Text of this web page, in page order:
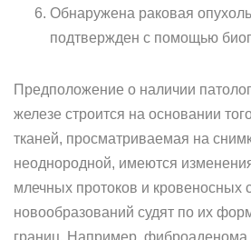
Обнаружена раковая
подтвержден с помощью
Предположение о наличии
железе строится на основании
тканей, просматриваемая на
неоднородной, имеются
млечных протоков и кровеносных
новообразований судят по их
границ. Например, фиброаденома